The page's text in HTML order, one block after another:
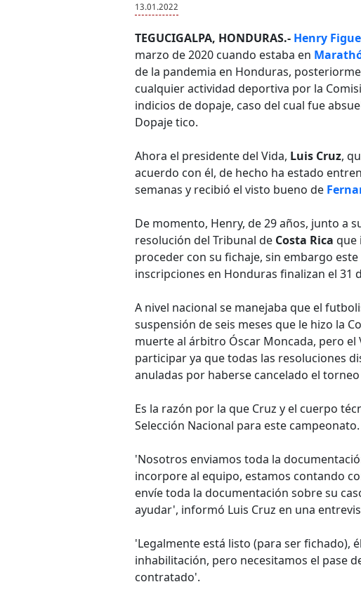
13.01.2022
TEGUCIGALPA, HONDURAS.- Henry
marzo de 2020 cuando estaba en
de la pandemia en Honduras,
cualquier actividad deportiva por la
indicios de dopaje, caso del cual fue
Dopaje tico.
Ahora el presidente del Vida, Luis Cruz,
acuerdo con él, de hecho ha estado
semanas y recibió el visto bueno de
De momento, Henry, de 29 años, junto a
resolución del Tribunal de Costa Rica que
proceder con su fichaje, sin embargo
inscripciones en Honduras finalizan el 31
A nivel nacional se manejaba que el
suspensión de seis meses que le hizo la
muerte al árbitro Óscar Moncada, pero el
participar ya que todas las resoluciones
anuladas por haberse cancelado el
Es la razón por la que Cruz y el cuerpo
Selección Nacional para este campeonato.
'Nosotros enviamos toda la
incorpore al equipo, estamos contando
envíe toda la documentación sobre su
ayudar', informó Luis Cruz en una
'Legalmente está listo (para ser fichado),
inhabilitación, pero necesitamos el pase
contratado'.